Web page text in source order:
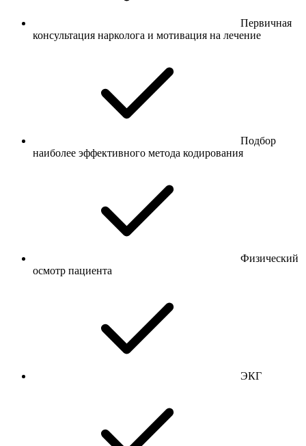
Первичная
консультация нарколога и мотивация на лечение
Подбор
наиболее эффективного метода кодирования
Физический
осмотр пациента
ЭКГ